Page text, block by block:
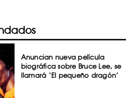
Anuncian nueva película
biográfica sobre Bruce Lee, se
llamará ‘El pequeño dragón’